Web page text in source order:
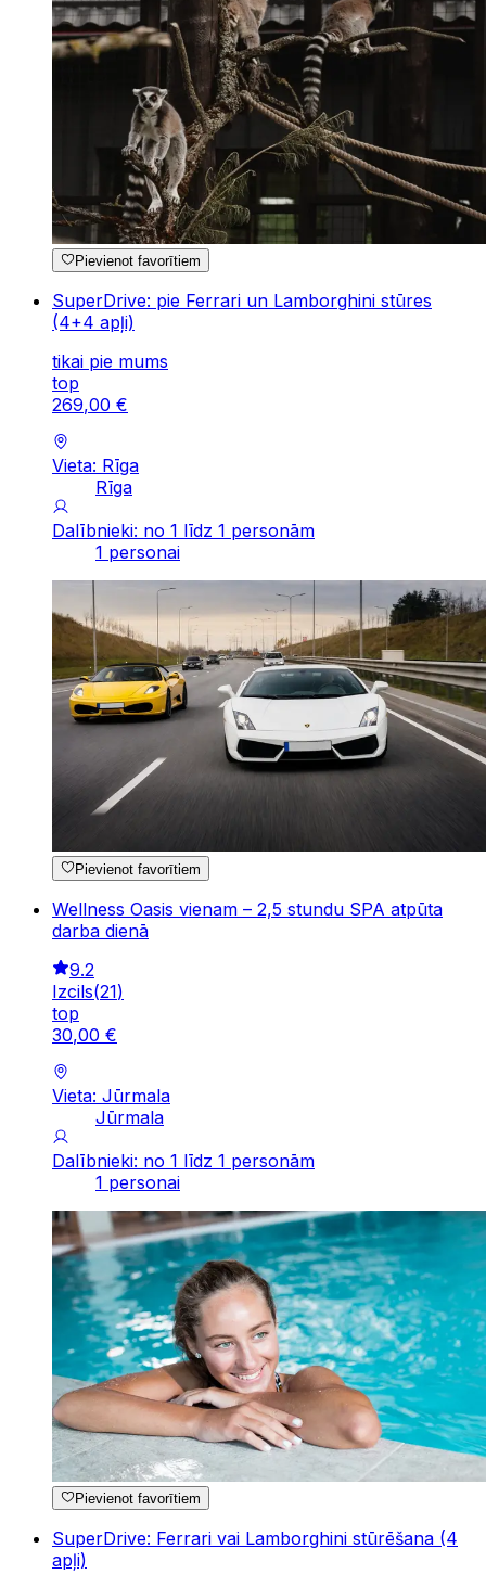
Pievienot favorītiem
SuperDrive: pie Ferrari un Lamborghini stūres
(4+4 apļi)
tikai pie mums
top
269,00 €
Vieta: Rīga
Rīga
Dalībnieki: no 1 līdz 1 personām
1 personai
Pievienot favorītiem
Wellness Oasis vienam – 2,5 stundu SPA atpūta
darba dienā
9.2
Izcils(21)
top
30,00 €
Vieta: Jūrmala
Jūrmala
Dalībnieki: no 1 līdz 1 personām
1 personai
Pievienot favorītiem
SuperDrive: Ferrari vai Lamborghini stūrēšana (4
apļi)